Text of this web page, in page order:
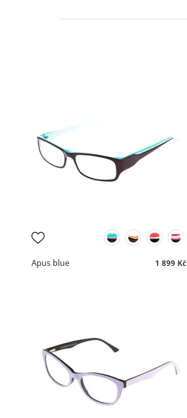
Apus blue 1 899 Kč